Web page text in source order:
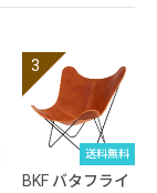
送料無料
BKF バタフライ